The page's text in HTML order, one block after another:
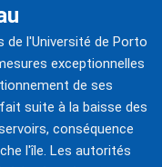
de l'Université de Porto
exceptionnelles
de ses
suite à la baisse des
conséquence
l'île. Les autorités